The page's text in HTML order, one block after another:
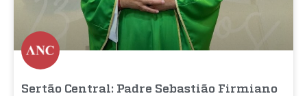
Sertão Central: Padre Sebastião Firmiano